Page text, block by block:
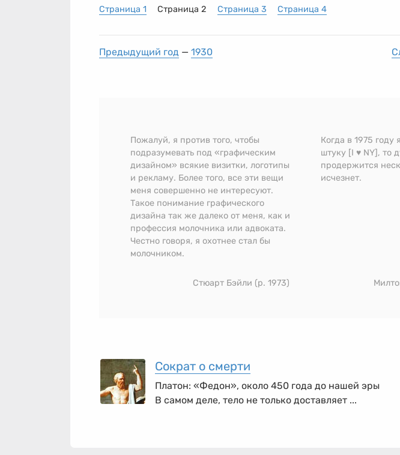
Страница 1 Страница 2 Страница 3 Страница 4
Предыдущий год — 1930
Пожалуй, я против того, чтобы
подразумевать под «графическим
дизайном» всякие визитки, логотипы
и рекламу. Более того, все эти вещи
меня совершенно не интересуют.
Такое понимание графического
дизайна так же далеко от меня, как и
профессия молочника или адвоката.
Честно говоря, я охотнее стал бы
молочником.
Стюарт Бэйли (р. 1973)
Когда в 1975 году
штуку [I ♥ NY], то
продержится
исчезнет.
Сократ о смерти
Платон: «Федон», около 450 года до нашей эры
В самом деле, тело не только доставляет ...